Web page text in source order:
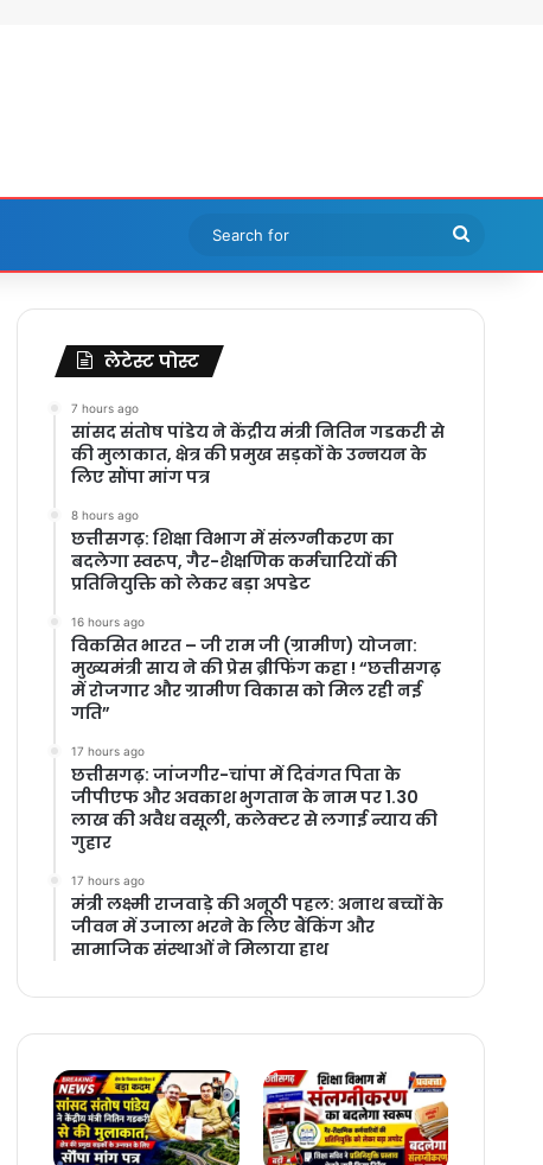
Search
for
लेटेस्ट पोस्ट
7 hours ago
सांसद संतोष पांडेय ने केंद्रीय मंत्री नितिन गडकरी से
की मुलाकात, क्षेत्र की प्रमुख सड़कों के उन्नयन के
लिए सौंपा मांग पत्र
8 hours ago
छत्तीसगढ़: शिक्षा विभाग में संलग्नीकरण का
बदलेगा स्वरूप, गैर-शैक्षणिक कर्मचारियों की
प्रतिनियुक्ति को लेकर बड़ा अपडेट
16 hours ago
विकसित भारत – जी राम जी (ग्रामीण) योजना:
मुख्यमंत्री साय ने की प्रेस ब्रीफिंग कहा ! “छत्तीसगढ़
में रोजगार और ग्रामीण विकास को मिल रही नई
गति”
17 hours ago
छत्तीसगढ़: जांजगीर-चांपा में दिवंगत पिता के
जीपीएफ और अवकाश भुगतान के नाम पर 1.30
लाख की अवैध वसूली, कलेक्टर से लगाई न्याय की
गुहार
17 hours ago
मंत्री लक्ष्मी राजवाड़े की अनूठी पहल: अनाथ बच्चों के
जीवन में उजाला भरने के लिए बैंकिंग और
सामाजिक संस्थाओं ने मिलाया हाथ